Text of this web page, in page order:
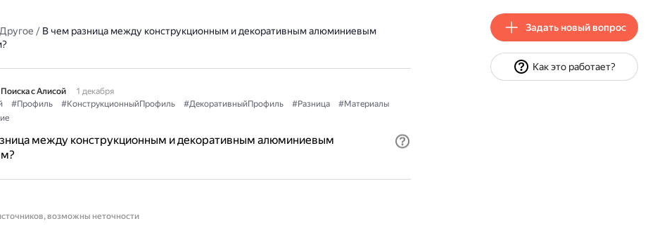
Другое / В чем разница между конструкционным и декоративным алюминиевым
с Алисой
1 декабря
#Профиль #КонструкционныйПрофиль #ДекоративныйПрофиль #Разница
#Материалы
между конструкционным и декоративным алюминиевым
возможны неточности
Задать новый вопрос
Как это работает?